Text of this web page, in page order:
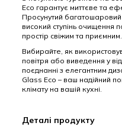
Eco гарантує миттєве та
Просунутий
високий ступінь очищення
простір свіжим та приємним.
Вибирайте, як
повітря або виведення у
поєднанні з елегантним
Glass Eco – ваш надійний
клімату на вашій кухні.
Деталі продукту